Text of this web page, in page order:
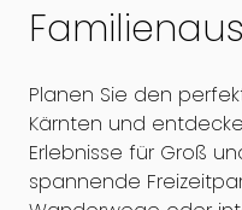
Planen Sie den
Kärnten und
Erlebnisse für Groß
spannende